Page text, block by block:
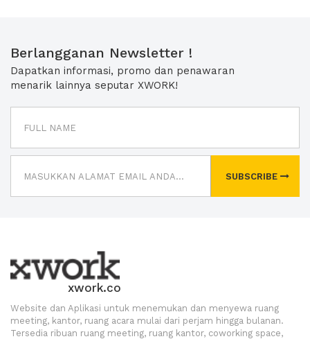
Berlangganan Newsletter !
Dapatkan informasi, promo dan penawaran
menarik lainnya seputar XWORK!
SUBSCRIBE
xwork.co
Website dan Aplikasi untuk menemukan dan menyewa ruang
meeting, kantor, ruang acara mulai dari perjam hingga bulanan.
Tersedia ribuan ruang meeting, ruang kantor, coworking space,